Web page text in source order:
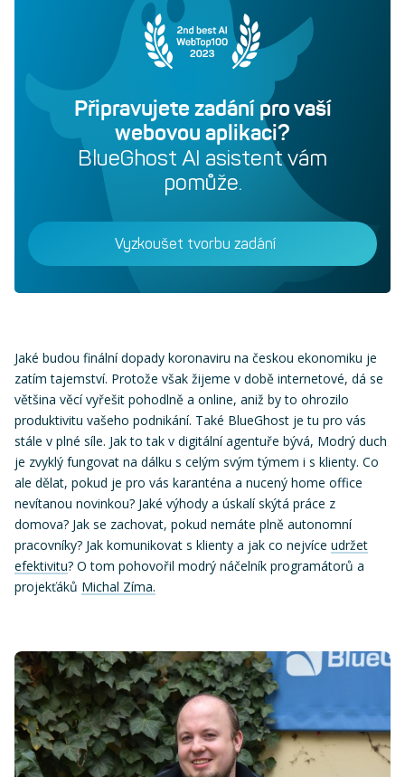
Připravujete zadání pro vaší
webovou aplikaci?
BlueGhost AI asistent vám
pomůže.
Vyzkoušet tvorbu zadání
Jaké budou finální dopady koronaviru na českou ekonomiku je
zatím tajemství. Protože však žijeme v době internetové, dá se
většina věcí vyřešit pohodlně a online, aniž by to ohrozilo
produktivitu vašeho podnikání. Také BlueGhost je tu pro vás
stále v plné síle. Jak to tak v digitální agentuře bývá, Modrý duch
je zvyklý fungovat na dálku s celým svým týmem i s klienty. Co
ale dělat, pokud je pro vás karanténa a nucený home office
nevítanou novinkou? Jaké výhody a úskalí skýtá práce z
domova? Jak se zachovat, pokud nemáte plně autonomní
pracovníky? Jak komunikovat s klienty a jak co nejvíce udržet
efektivitu? O tom pohovořil modrý náčelník programátorů a
projekťáků Michal Zíma.